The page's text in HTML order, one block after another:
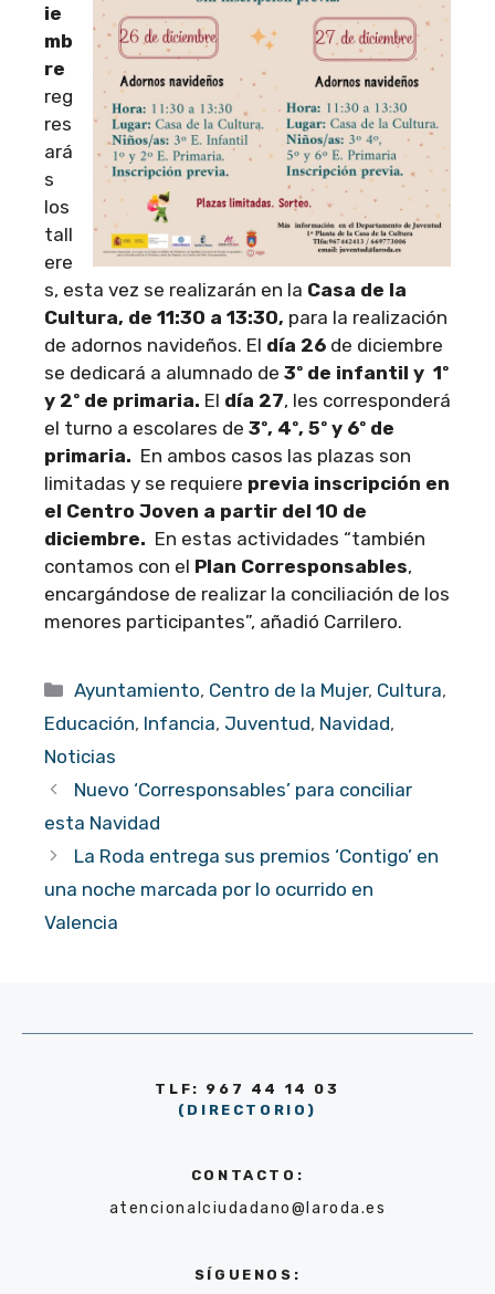
ie
mb
re
reg
res
ará
s
los
tall
ere
s, esta vez se realizarán en la Casa de la
Cultura, de 11:30 a 13:30, para la realización
de adornos navideños. El día 26 de diciembre
se dedicará a alumnado de 3º de infantil y 1º
y 2º de primaria. El día 27, les corresponderá
el turno a escolares de 3º, 4º, 5º y 6º de
primaria. En ambos casos las plazas son
limitadas y se requiere previa inscripción en
el Centro Joven a partir del 10 de
diciembre. En estas actividades “también
contamos con el Plan Corresponsables,
encargándose de realizar la conciliación de los
menores participantes”, añadió Carrilero.
Categorías
Ayuntamiento, Centro de la Mujer, Cultura,
Educación, Infancia, Juventud, Navidad,
Noticias
Nuevo ‘Corresponsables’ para conciliar
esta Navidad
La Roda entrega sus premios ‘Contigo’ en
una noche marcada por lo ocurrido en
Valencia
TLF: 967 44 14 03
(DIRECTORIO)
CONTACTO:
atencionalciudadano@laroda.es
SÍGUENOS: